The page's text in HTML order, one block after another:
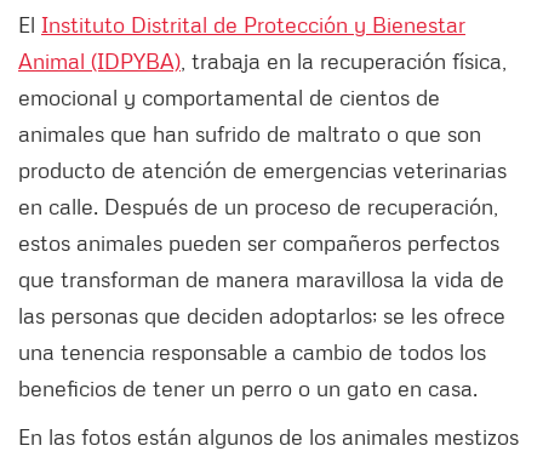
El Instituto Distrital de Protección y Bienestar
Animal (IDPYBA) , trabaja en la recuperación física,
emocional y comportamental de cientos de
animales que han sufrido de maltrato o que son
producto de atención de emergencias veterinarias
en calle. Después de un proceso de recuperación,
estos animales pueden ser compañeros perfectos
que transforman de manera maravillosa la vida de
las personas que deciden adoptarlos; se les ofrece
una tenencia responsable a cambio de todos los
beneficios de tener un perro o un gato en casa.
En las fotos están algunos de los animales mestizos